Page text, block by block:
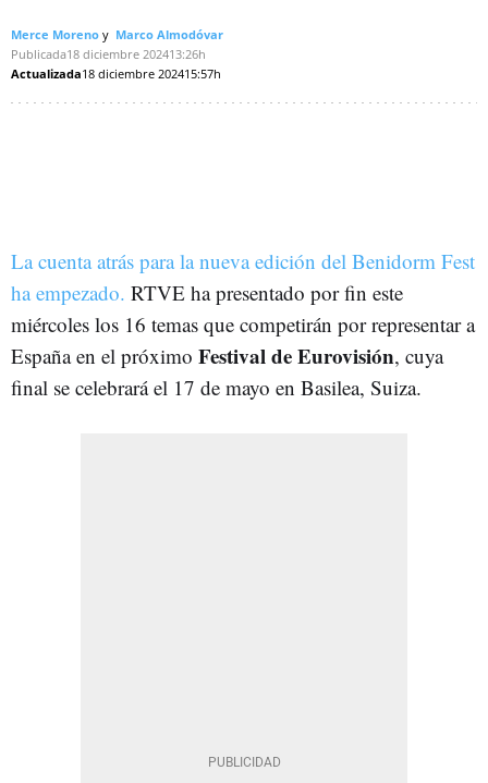
Merce Moreno
Marco Almodóvar
Publicada18 diciembre 202413:26h
Actualizada18 diciembre 202415:57h
La cuenta atrás para la nueva edición del Benidorm Fest
ha empezado. RTVE ha presentado por fin este
miércoles los 16 temas que competirán por representar a
España en el próximo Festival de Eurovisión, cuya
final se celebrará el 17 de mayo en Basilea, Suiza.